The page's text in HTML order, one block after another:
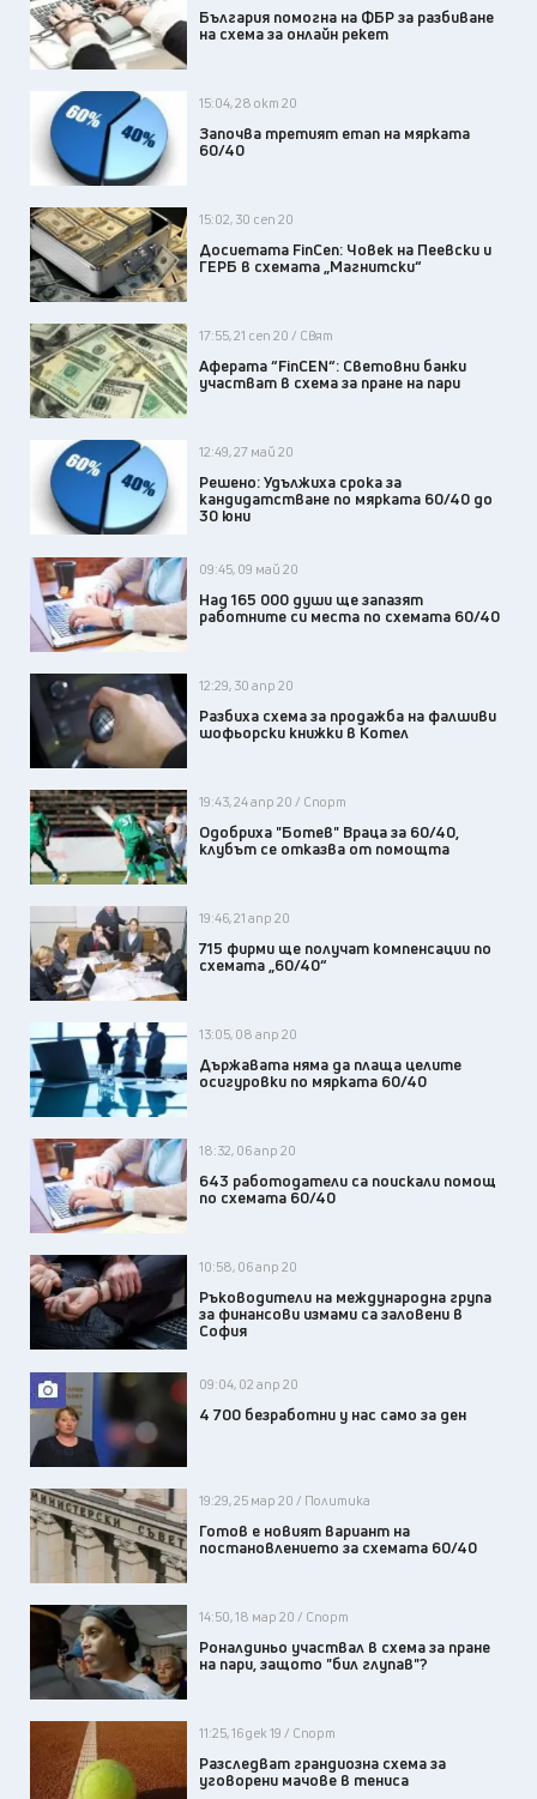
България помогна на ФБР за разбиване
на схема за онлайн рекет
15:04, 28 окт 20
Започва третият етап на мярката
60/40
15:02, 30 сеп 20
Досиетата FinCen: Човек на Пеевски и
ГЕРБ в схемата „Магнитски“
17:55, 21 сеп 20 / Свят
Аферата “FinCEN“: Световни банки
участват в схема за пране на пари
12:49, 27 май 20
Решено: Удължиха срока за
кандидатстване по мярката 60/40 до
30 юни
09:45, 09 май 20
Над 165 000 души ще запазят
работните си места по схемата 60/40
12:29, 30 апр 20
Разбиха схема за продажба на фалшиви
шофьорски книжки в Котел
19:43, 24 апр 20 / Спорт
Одобриха "Ботев" Враца за 60/40,
клубът се отказва от помощта
19:46, 21 апр 20
715 фирми ще получат компенсации по
схемата „60/40“
13:05, 08 апр 20
Държавата няма да плаща целите
осигуровки по мярката 60/40
18:32, 06 апр 20
643 работодатели са поискали помощ
по схемата 60/40
10:58, 06 апр 20
Ръководители на международна група
за финансови измами са заловени в
София
09:04, 02 апр 20
4 700 безработни у нас само за ден
19:29, 25 мар 20 / Политика
Готов е новият вариант на
постановлението за схемата 60/40
14:50, 18 мар 20 / Спорт
Роналдиньо участвал в схема за пране
на пари, защото "бил глупав"?
11:25, 16 дек 19 / Спорт
Разследват грандиозна схема за
уговорени мачове в тениса